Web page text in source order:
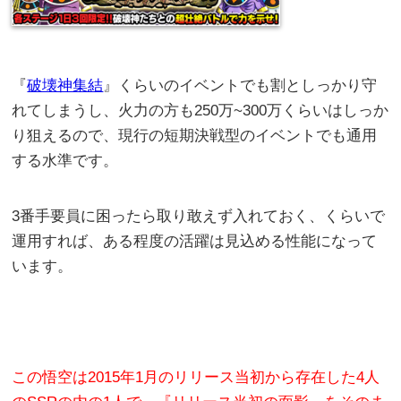
『破壊神集結 』くらいのイベントでも割としっかり守
れてしまうし、火力の方も250万~300万くらいはしっか
り狙えるので、現行の短期決戦型のイベントでも通用
する水準です。
3番手要員に困ったら取り敢えず入れておく、くらいで
運用すれば、ある程度の活躍は見込める性能になって
います。
この悟空は2015年1月のリリース当初から存在した4人